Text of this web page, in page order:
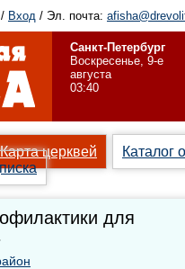
/ Вход / Эл. почта:
Санкт-Петербург
Воскресенье, 9-е
августа
03:40
Карта церквей
Каталог
для